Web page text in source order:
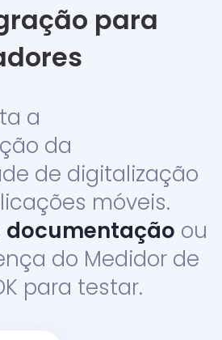
para
a
da
de digitalização
móveis.
documentação ou
do Medidor de
para testar.